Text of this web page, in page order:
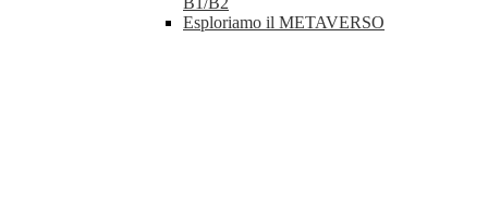
Esploriamo il METAVERSO